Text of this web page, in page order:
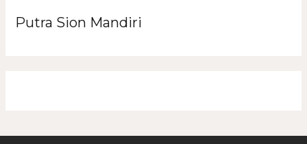
Putra Sion Mandiri